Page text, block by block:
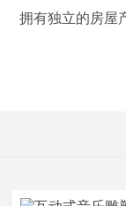
拥有独立的房屋